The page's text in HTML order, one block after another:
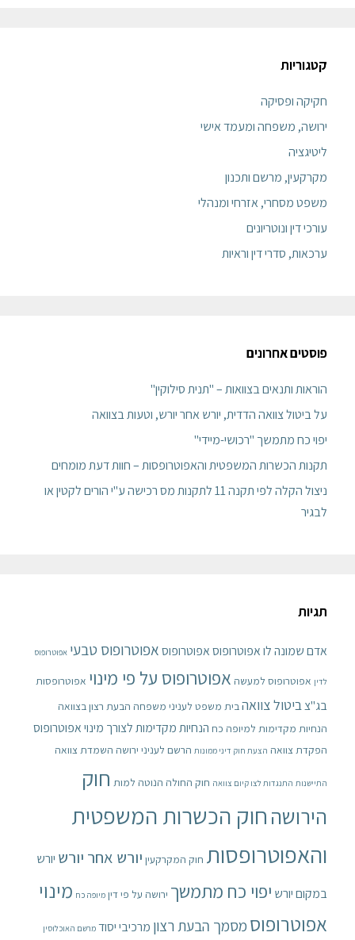
קטגוריות
חקיקה ופסיקה
ירושה, משפחה ומעמד אישי
ליטיגציה
מקרקעין, מרשם ותכנון
משפט מסחרי, אזרחי ומנהלי
עורכי דין ונוטריונים
ערכאות, סדרי דין וראיות
פוסטים אחרונים
הוראות ותנאים בצוואות – "תנית סילוקין"
על ביטול צוואה הדדית, יורש אחר יורש, וטעות בצוואה
יפוי כח מתמשך "רכושי-מיידי"
תקנות הכשרות המשפטית והאפוטרופסות – חוות דעת מומחים
ניצול הקלה לפי תקנה 11 לתקנות מס רכישה ע"י הורים לקטין או
לבגיר
תגיות
אדם שמונה לו אפוטרופוסאפוטרופוסאפוטרופוס טבעי אפוטרופוס
לדין אפוטרופוס למעשה אפוטרופוס על פי מינוי אפוטרופסות
בג"צביטול צוואהבית משפט לעניני משפחה הבעת רצון בצוואה
הנחיות מקדימות למיופה כח הנחיות מקדימות לצורך מינוי אפוטרופוס
הפקדת צוואה הצעת חוק דיני ממונות הרשם לעניני ירושה השמדת צוואה
התיישנות התנגדות לצו קיום צוואה חוק החולה הנוטה למות חוק
הירושהחוק הכשרות המשפטית
והאפוטרופסות חוק המקרקעין יורש אחר יורש יורש
במקום יורש יפוי כח מתמשך ירושה על פי דין מיופה כח מינוי
אפוטרופוס מסמך הבעת רצון מרכיבי יסוד מרשם האוכלוסין